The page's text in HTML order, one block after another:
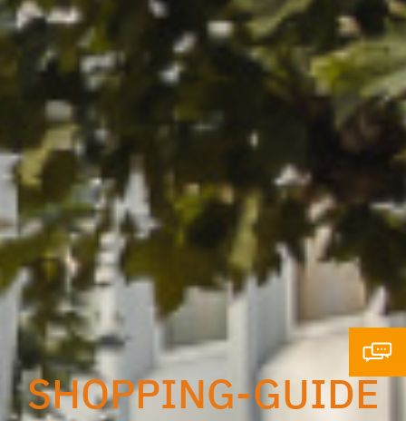
SHOPPING-GUIDE